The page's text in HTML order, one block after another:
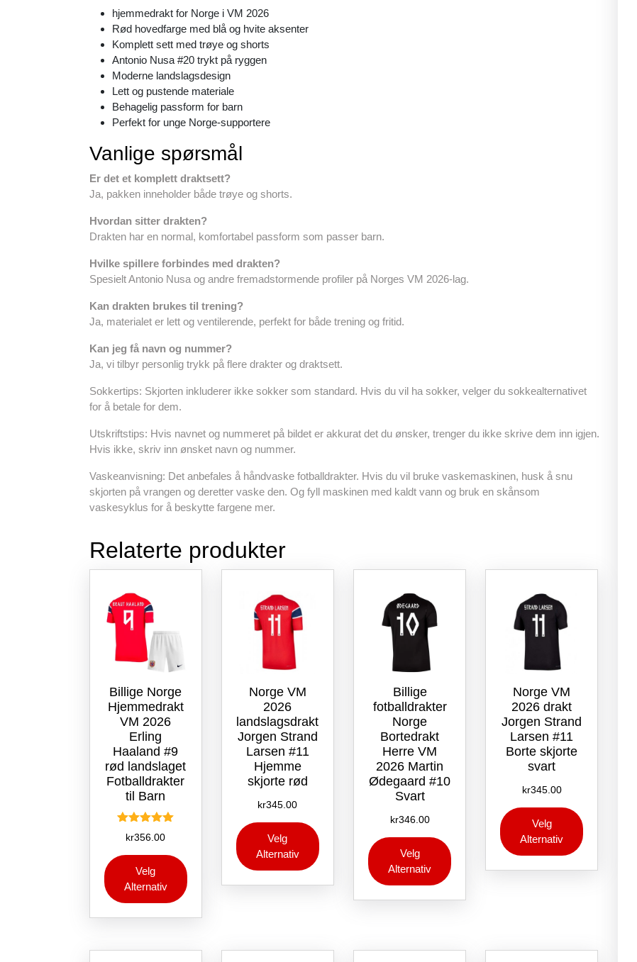
hjemmedrakt for Norge i VM 2026
Rød hovedfarge med blå og hvite aksenter
Komplett sett med trøye og shorts
Antonio Nusa #20 trykt på ryggen
Moderne landslagsdesign
Lett og pustende materiale
Behagelig passform for barn
Perfekt for unge Norge-supportere
Vanlige spørsmål
Er det et komplett draktsett?
Ja, pakken inneholder både trøye og shorts.
Hvordan sitter drakten?
Drakten har en normal, komfortabel passform som passer barn.
Hvilke spillere forbindes med drakten?
Spesielt Antonio Nusa og andre fremadstormende profiler på Norges VM 2026-lag.
Kan drakten brukes til trening?
Ja, materialet er lett og ventilerende, perfekt for både trening og fritid.
Kan jeg få navn og nummer?
Ja, vi tilbyr personlig trykk på flere drakter og draktsett.
Sokkertips: Skjorten inkluderer ikke sokker som standard. Hvis du vil ha sokker, velger du sokkealternativet
for å betale for dem.
Utskriftstips: Hvis navnet og nummeret på bildet er akkurat det du ønsker, trenger du ikke skrive dem inn igjen.
Hvis ikke, skriv inn ønsket navn og nummer.
Vaskeanvisning: Det anbefales å håndvaske fotballdrakter. Hvis du vil bruke vaskemaskinen, husk å snu
skjorten på vrangen og deretter vaske den. Og fyll maskinen med kaldt vann og bruk en skånsom
vaskesyklus for å beskytte fargene mer.
Relaterte produkter
Billige Norge
Hjemmedrakt
VM 2026
Erling
Haaland #9
rød landslaget
Fotballdrakter
til Barn
Vurdert
5.00
av 5
kr356.00
Velg
Alternativ
produktet
har
varianter.
kan
Norge VM
2026
landslagsdrakt
Jorgen Strand
Larsen #11
Hjemme
skjorte rød
kr345.00
Velg
Alternativ
produktet
har
varianter.
Alternativene
på
Billige
fotballdrakter
Norge
Bortedrakt
Herre VM
2026 Martin
Ødegaard #10
Svart
kr346.00
Velg
Alternativ
produktet
har
varianter.
velges
Norge VM
2026 drakt
Jorgen Strand
Larsen #11
Borte skjorte
svart
kr345.00
Velg
Alternativ
produktet
har
varianter.
produktsiden